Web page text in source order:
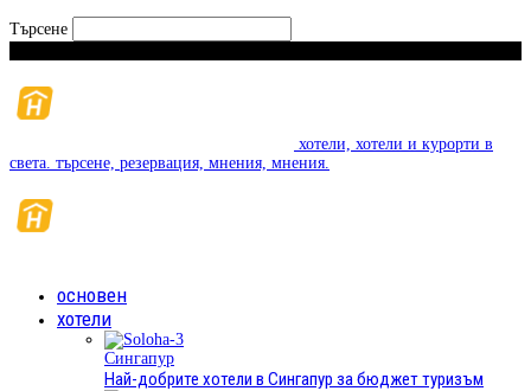
Търсене
хотели, хотели и курорти в
света. търсене, резервация, мнения, мнения.
основен
хотели
Сингапур
Най-добрите хотели в Сингапур за бюджет туризъм